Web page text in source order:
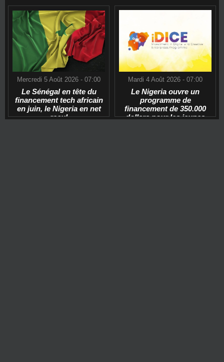
Mercredi 5 Août 2026 - 07:00
Le Sénégal en tête du
financement tech africain
en juin, le Nigeria en net
recul
Mardi 4 Août 2026 - 07:00
Le Nigeria ouvre un
programme de
financement de 350.000
dollars pour les jeunes